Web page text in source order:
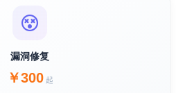
漏洞修复
￥300 起